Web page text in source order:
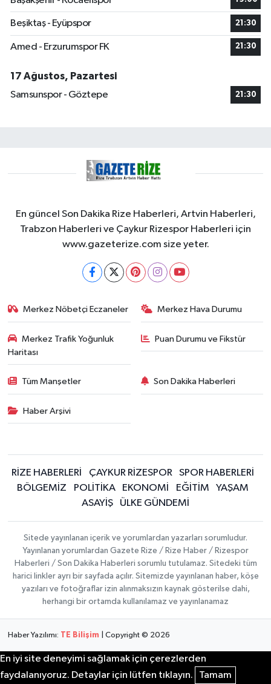
Beşiktaş - Eyüpspor 21:30
Amed - Erzurumspor FK 21:30
17 Ağustos, Pazartesi
Samsunspor - Göztepe
21:30
En güncel Son Dakika Rize Haberleri, Artvin Haberleri,
Trabzon Haberleri ve Çaykur Rizespor Haberleri için
www.gazeterize.com size yeter.
Merkez Nöbetçi Eczaneler Merkez Hava Durumu
Merkez Trafik Yoğunluk
Haritası
Puan Durumu ve Fikstür
Tüm Manşetler Son Dakika Haberleri
Haber Arşivi
RİZE HABERLERİ ÇAYKUR RİZESPOR
SPOR HABERLERİ
BÖLGEMİZ
POLİTİKA EKONOMİ EĞİTİM
YAŞAM
ASAYİŞ
ÜLKE GÜNDEMİ
Sitede yayınlanan içerik ve yorumlardan yazarları sorumludur.
Yayınlanan yorumlardan Gazete Rize / Rize Haber / Rizespor
Haberleri / Son Dakika Haberleri sorumlu tutulamaz. Sitedeki tüm
harici linkler ayrı bir sayfada açılır. Sitemizde yayınlanan haber, köşe
yazıları ve fotoğraflar izin alınmaksızın kaynak gösterilse dahi,
herhangi bir ortamda kullanılamaz ve yayınlanamaz
Haber Yazılımı: TE Bilişim | Copyright © 2026
En iyi site deneyimi sağlamak için çerezlerden
faydalanıyoruz. Detaylar için lütfen tıklayın.
Tamam